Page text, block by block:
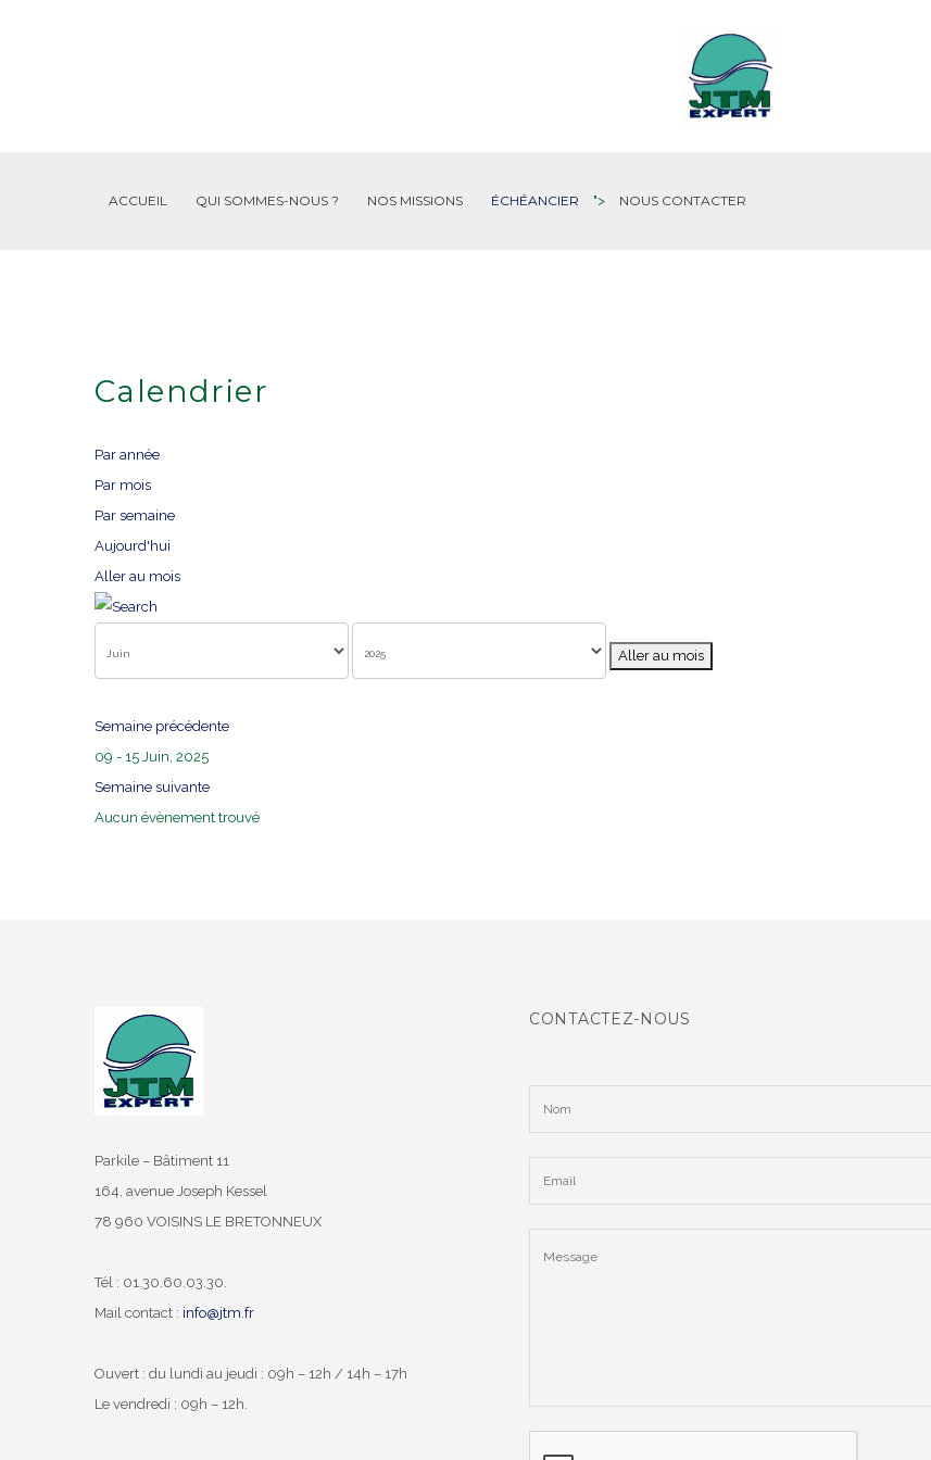
ACCUEIL QUI SOMMES-NOUS ? NOS MISSIONS ÉCHÉANCIER "> NOUS CONTACTER
Calendrier
Par année
Par mois
Par semaine
Aujourd'hui
Aller au mois
Aller au mois
Semaine précédente
09 - 15 Juin, 2025
Semaine suivante
Aucun évènement trouvé
Parkile – Bâtiment 11
164, avenue Joseph Kessel
78 960 VOISINS LE BRETONNEUX
Tél : 01.30.60.03.30.
Mail contact : info@jtm.fr
Ouvert : du lundi au jeudi : 09h – 12h / 14h – 17h
Le vendredi : 09h – 12h.
CONTACTEZ-NOUS